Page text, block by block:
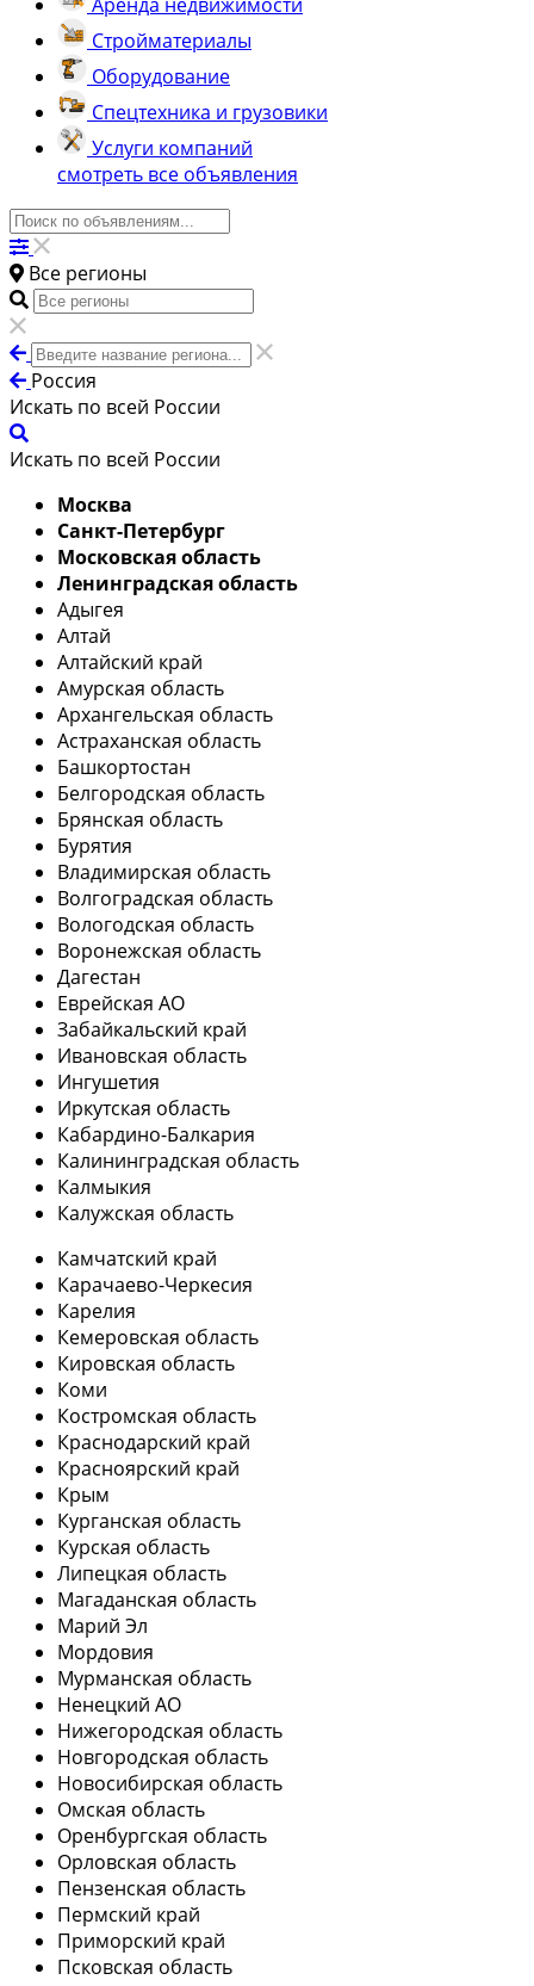
Аренда недвижимости
Стройматериалы
Оборудование
Спецтехника и грузовики
Услуги компаний
смотреть все объявления
Все регионы
Россия
Искать по всей России
Искать по всей России
Москва
Санкт-Петербург
Московская область
Ленинградская область
Адыгея
Алтай
Алтайский край
Амурская область
Архангельская область
Астраханская область
Башкортостан
Белгородская область
Брянская область
Бурятия
Владимирская область
Волгоградская область
Вологодская область
Воронежская область
Дагестан
Еврейская АО
Забайкальский край
Ивановская область
Ингушетия
Иркутская область
Кабардино-Балкария
Калининградская область
Калмыкия
Калужская область
Камчатский край
Карачаево-Черкесия
Карелия
Кемеровская область
Кировская область
Коми
Костромская область
Краснодарский край
Красноярский край
Крым
Курганская область
Курская область
Липецкая область
Магаданская область
Марий Эл
Мордовия
Мурманская область
Ненецкий АО
Нижегородская область
Новгородская область
Новосибирская область
Омская область
Оренбургская область
Орловская область
Пензенская область
Пермский край
Приморский край
Псковская область